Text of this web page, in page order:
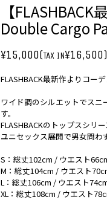
【
Double Cargo
¥15,000(TAX IN¥16,500)
FLASHBACK最新作よりコー
ワイド調のシルエットでス
す。
FLASHBACKのトップスシリ
ユニセックス展開で男女問わ
S：総丈102cm / ウエスト
M：総丈104cm / ウエスト
L：総丈106cm / ウエスト
XL：総丈108cm / ウエスト